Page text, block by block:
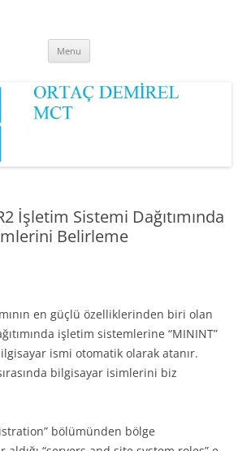
Menu
İşletim Sistemi Dağıtımında
Belirleme
en güçlü özelliklerinden biri olan
işletim sistemlerine “MININT”
ismi otomatik olarak atanır.
bilgisayar isimlerini biz
bölümünden bölge